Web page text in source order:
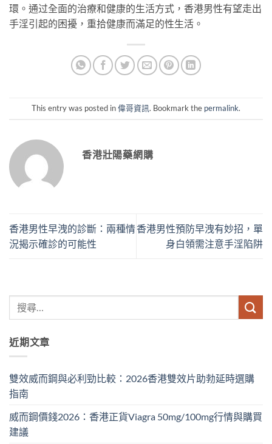
環。通过全面的治療和健康的生活方式，香港男性有望走出
手淫引起的困擾，重拾健康而滿足的性生活。
This entry was posted in偉哥資訊. Bookmark the permalink.
香港壯陽藥網購
香港男性早洩的診斷：兩種情
況揭示確診的可能性
香港男性預防早洩有妙招，單
身白領需注意手淫陷阱
近期文章
雙效威而鋼與必利勁比較：2026香港雙效片助勃延時選購
指南
威而鋼價錢2026：香港正貨Viagra 50mg/100mg行情與購買
建議